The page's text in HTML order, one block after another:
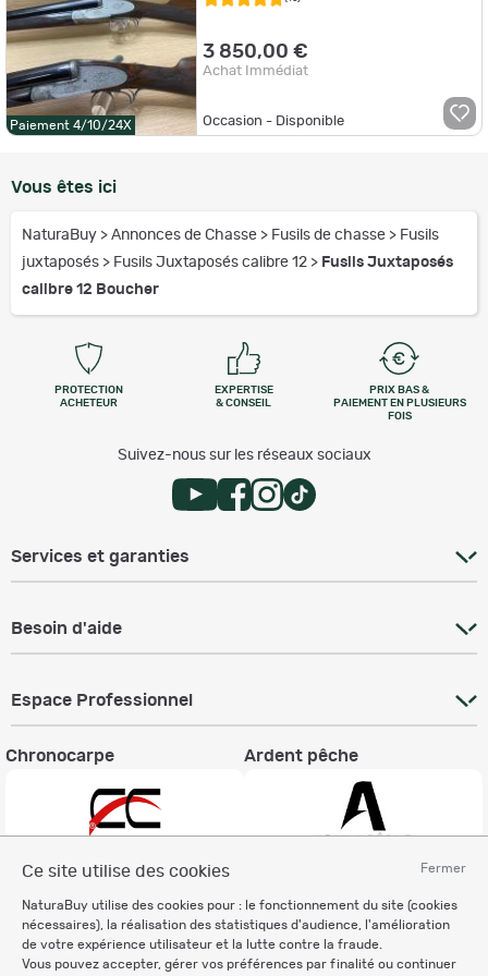
Fermer
Ce site utilise des cookies
NaturaBuy utilise des cookies pour : le fonctionnement du site (cookies
nécessaires), la réalisation des statistiques d'audience, l'amélioration
de votre expérience utilisateur et la lutte contre la fraude.
Vous pouvez accepter, gérer vos préférences par finalité ou continuer
Paiement 4/10/24X
3 850,00 €
Achat Immédiat
Occasion - Disponible
Vous êtes ici
NaturaBuy > Annonces de Chasse > Fusils de chasse > Fusils
juxtaposés > Fusils Juxtaposés calibre 12 > Fusils Juxtaposés
calibre 12 Boucher
PROTECTION
ACHETEUR
EXPERTISE
& CONSEIL
PRIX BAS &
PAIEMENT EN PLUSIEURS
FOIS
Suivez-nous sur les réseaux sociaux
Services et garanties
Besoin d'aide
Espace Professionnel
Chronocarpe Ardent pêche
Informations légales
Charte éthique
Mentions légales